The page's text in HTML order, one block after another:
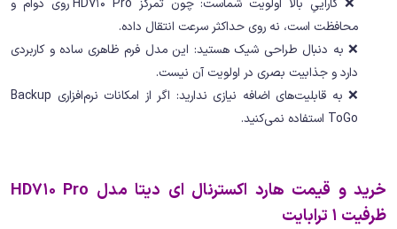
❌ کاراییِ بالا اولویت شماست: چون تمرکز HD710 Pro روی دوام و
محافظت است، نه روی حداکثر سرعت انتقال داده.
❌ به دنبال طراحی شیک هستید: این مدل فرم ظاهری ساده و کاربردی
دارد و جذابیت بصری در اولویت آن نیست.
❌ به قابلیت‌های اضافه نیازی ندارید: اگر از امکانات نرم‌افزاری Backup
ToGo استفاده نمی‌کنید.
خرید و قیمت هارد اکسترنال ای دیتا مدل HD710 Pro
ظرفیت 1 ترابایت